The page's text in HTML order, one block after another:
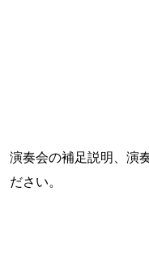
演奏会の補足説明、演
ださい。